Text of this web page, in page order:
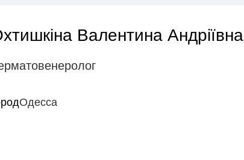
Валентина Андріївна
Одесса